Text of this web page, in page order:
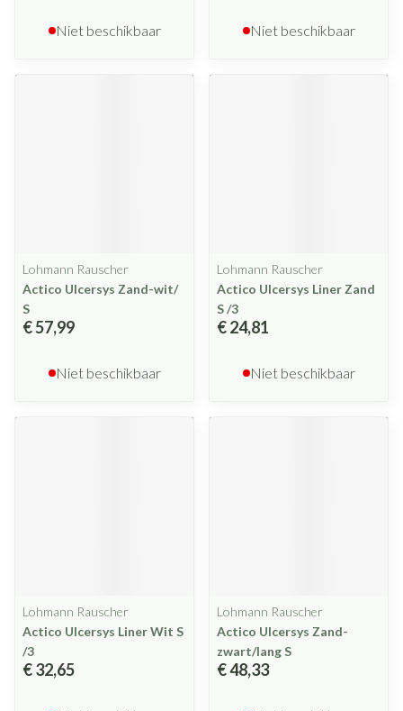
Niet beschikbaar Niet beschikbaar
Lohmann Rauscher
Actico Ulcersys Zand-wit/
S
€ 57,99
Niet beschikbaar
Lohmann Rauscher
Actico Ulcersys Liner Zand
S /3
€ 24,81
Niet beschikbaar
Lohmann Rauscher
Actico Ulcersys Liner Wit S
/3
€ 32,65
Lohmann Rauscher
Actico Ulcersys Zand-
zwart/lang S
€ 48,33